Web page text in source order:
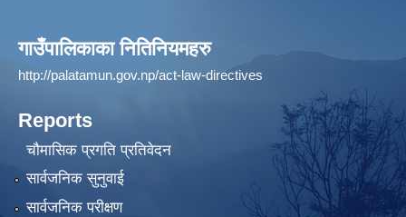
गाउँपालिकाका नितिनियमहरु
http://palatamun.gov.np/act-law-directives
Reports
चौमासिक प्रगति प्रतिवेदन
सार्वजनिक सुनुवाई
सार्वजनिक परीक्षण